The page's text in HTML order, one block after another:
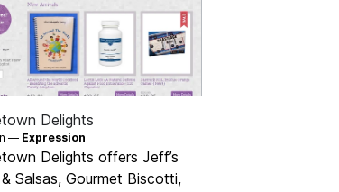
Delights
— Expression
Delights offers Jeff’s
Salsas, Gourmet Biscotti,